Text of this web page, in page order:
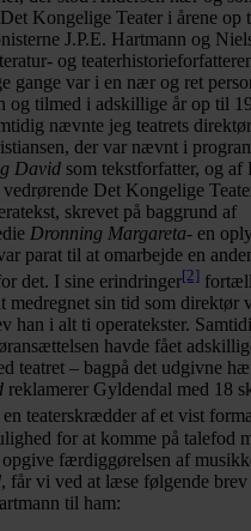
Kongelige Teater i årene op
J.P.E. Hartmann og
og
gange var i en nær og ret
og tilmed i adskillige år op til
nævnte jeg teatrets
der var nævnt i
David som tekstforfatter, og af
vedrørende Det Kongelige
skrevet på baggrund af
Dronning Margareta- en
parat til at omarbejde en
det. I sine erindringer[2]
medregnet sin tid som direktør
han i alt ti operatekster.
havde fået
teatret – bagpå det udgivne
reklamerer Gyldendal med 18
teaterskrædder af et vist
for at komme på talefod
opgive færdiggørelsen af
, får vi ved at læse følgende brev
til ham: